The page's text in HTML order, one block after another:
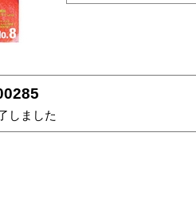
しました